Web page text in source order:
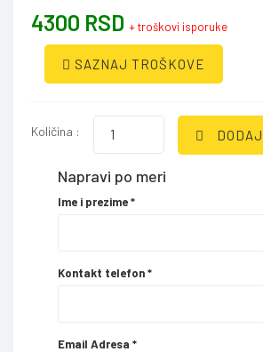
4300 RSD + troškovi isporuke
SAZNAJ TROŠKOVE
Količina :
Napravi po meri
Ime i prezime*
Kontakt telefon*
Email Adresa *